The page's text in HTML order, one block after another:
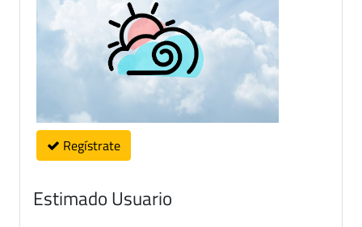
Regístrate
Estimado Usuario